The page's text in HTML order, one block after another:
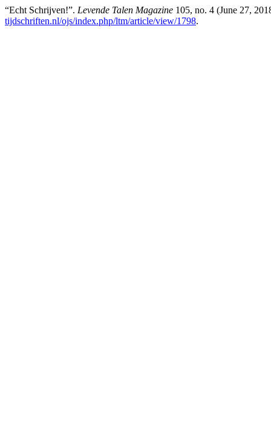
“Echt Schrijven!”. Levende Talen Magazine 105, no. 4 (June 27,
tijdschriften.nl/ojs/index.php/ltm/article/view/1798.